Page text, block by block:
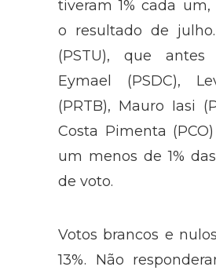
(PV) e Luciana
tiveram 1% cada
o resultado de
(PSTU), que antes
Eymael (PSDC),
(PRTB), Mauro Iasi
Costa Pimenta
um menos de 1% das
Votos brancos e